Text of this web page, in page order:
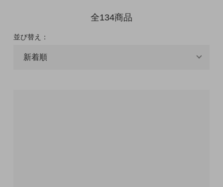
全134商品
並び替え：